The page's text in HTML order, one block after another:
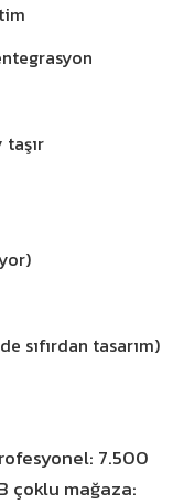
sıfırdan tasarım)
7.500
çoklu mağaza: